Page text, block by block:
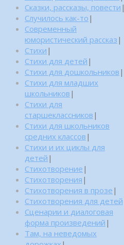
Сказки, рассказы, повести |
Случилось как-то |
Современный
юмористический рассказ |
Стихи |
Стихи для детей |
Стихи для дошкольников |
Стихи для младших
школьников |
Стихи для
старшеклассников |
Стихи для школьников
средних классов |
Стихи и их циклы для
детей |
Стихотворение |
Стихотворения |
Стихотворения в прозе |
Стихотворения для детей
Сценарии и диалоговая
форма произведений |
Там, на неведомых